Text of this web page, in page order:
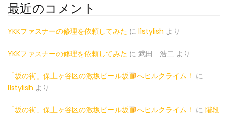
最近のコメント
YKKファスナーの修理を依頼してみた に l1stylish より
YKKファスナーの修理を依頼してみた に 武田 浩二 より
「坂の街」保土ヶ谷区の激坂ビール坂 へヒルクライム！ に
l1stylish より
「坂の街」保土ヶ谷区の激坂ビール坂 へヒルクライム！ に 階段